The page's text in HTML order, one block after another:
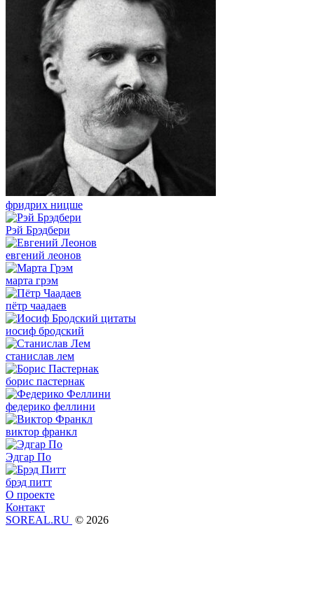
фридрих ницше
Рэй Брэдбери
евгений леонов
марта грэм
пётр чаадаев
иосиф бродский
станислав лем
борис пастернак
федерико феллини
виктор франкл
Эдгар По
брэд питт
О проекте
Контакт
SOREAL.RU © 2026